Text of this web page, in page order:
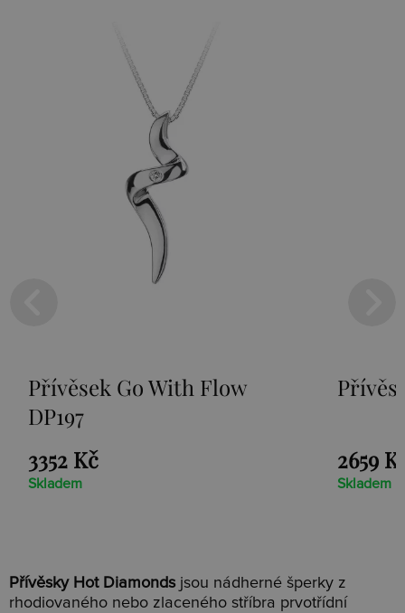
Přívěsek Paradise DP230
2659 Kč
Skladem
Přívěsky Hot Diamonds jsou nádherné šperky z
rhodiovaného nebo zlaceného stříbra prvotřídní